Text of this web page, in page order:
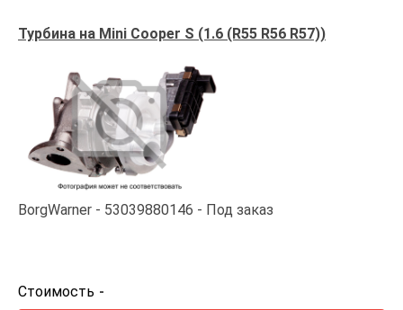
Турбина на Mini Cooper S (1.6 (R55 R56 R57))
BorgWarner 53039880146 Под заказ
Стоимость -